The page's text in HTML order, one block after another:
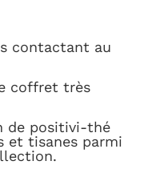
contactant au
coffret très
de positivi-thé
et tisanes parmi